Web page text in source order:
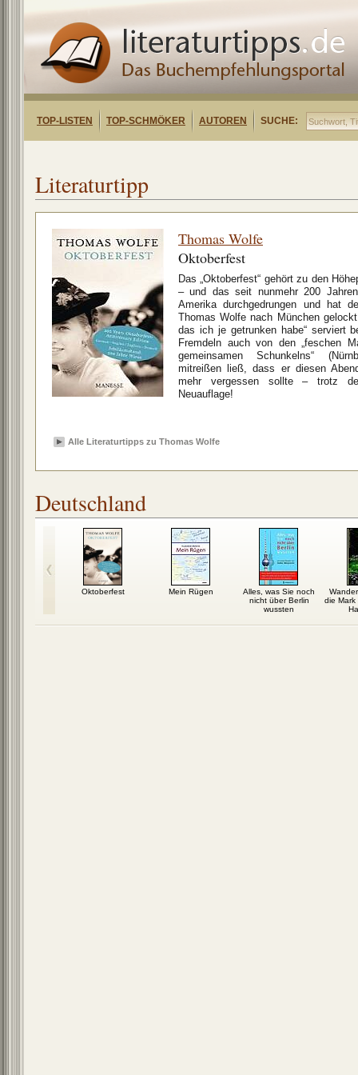
TOP-LISTEN TOP-SCHMÖKER AUTOREN SUCHE:
Literaturtipp
Thomas Wolfe
Oktoberfest
Das „Oktoberfest“ gehört zu den
– und das seit nunmehr 200
Amerika durchgedrungen und hat
Thomas Wolfe nach München
das ich je getrunken habe“ serviert
Fremdeln auch von den „feschen
gemeinsamen Schunkelns“
mitreißen ließ, dass er diesen
mehr vergessen sollte – trotz
Neuauflage!
Alle Literaturtipps zu Thomas Wolfe
Deutschland
Oktoberfest Mein Rügen
Alles, was Sie noch
nicht über Berlin
wussten
die